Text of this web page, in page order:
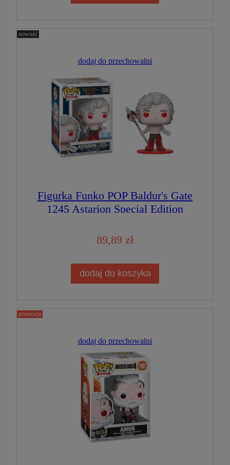
dodaj do przechowalni
Figurka Funko POP Baldur's Gate
1245 Astarion Special Edition
89,89 zł
dodaj do koszyka
nowość
dodaj do przechowalni
promocja